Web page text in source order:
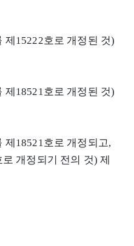
제15222호로 개정된 것)
제18521호로 개정된 것)
제18521호로 개정되고,
개정되기 전의 것) 제